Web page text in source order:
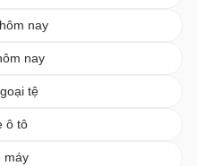
nay
nay
tệ
ô tô
máy